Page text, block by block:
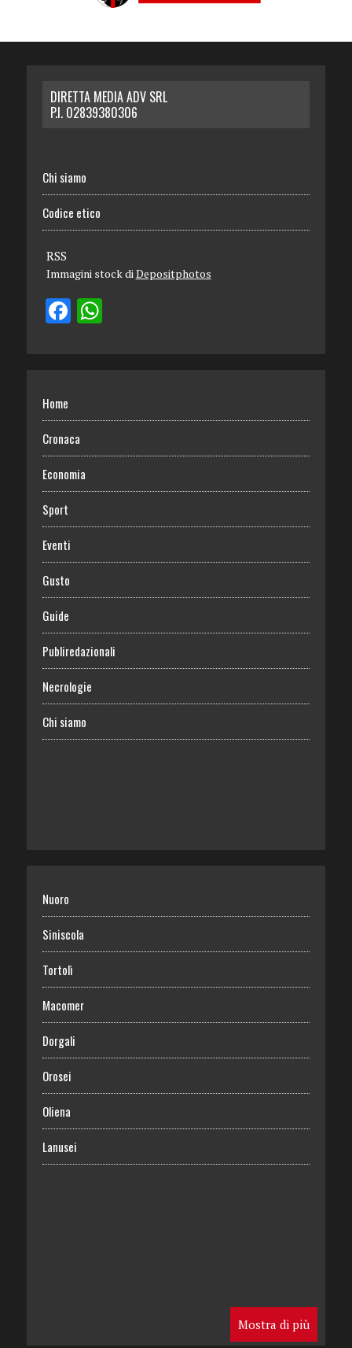
DIRETTA MEDIA ADV SRL
P.I. 02839380306
Chi siamo
Codice etico
RSS
Immagini stock diDepositphotos
Home
Cronaca
Economia
Sport
Eventi
Gusto
Guide
Publiredazionali
Necrologie
Chi siamo
Nuoro
Siniscola
Tortolì
Macomer
Dorgali
Orosei
Oliena
Lanusei
Mostra di più